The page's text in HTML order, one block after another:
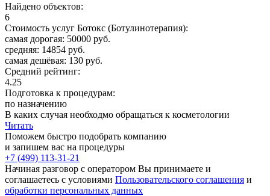
Найдено объектов:
6
Стоимость услуг Ботокс (Ботулинотерапия):
самая дорогая: 50000 руб.
средняя: 14854 руб.
самая дешёвая: 130 руб.
Средний рейтинг:
4.25
Подготовка к процедурам:
по назначению
В каких случая необходмо обращаться к косметологии
Читать
Поможем быстро подобрать компанию
и запишем вас на процедуры
+7 (499) 113-31-21
Начиная разговор с оператором Вы принимаете и
соглашаетесь с условиями Пользовательского соглашения и
обработки персональных данных